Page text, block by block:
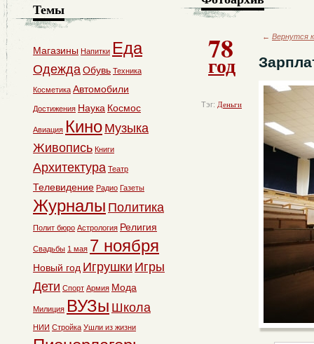
78
год
Тэг: Деньги
← Вернутся
Темы
Магазины Напитки Еда
ОдеждаОбувь Техника
Косметика Автомобили
Достижения Наука Космос
Авиация Кино Музыка
Живопись Книги
Архитектура Театр
Телевидение Радио Газеты
Журналы Политика
Полит бюро Астрология Религия
Свадьбы 1 мая 7 ноября
Новый год Игрушки Игры
Дети Спорт Армия Мода
Милиция ВУЗы Школа
НИИ Стройка Ушли из жизни